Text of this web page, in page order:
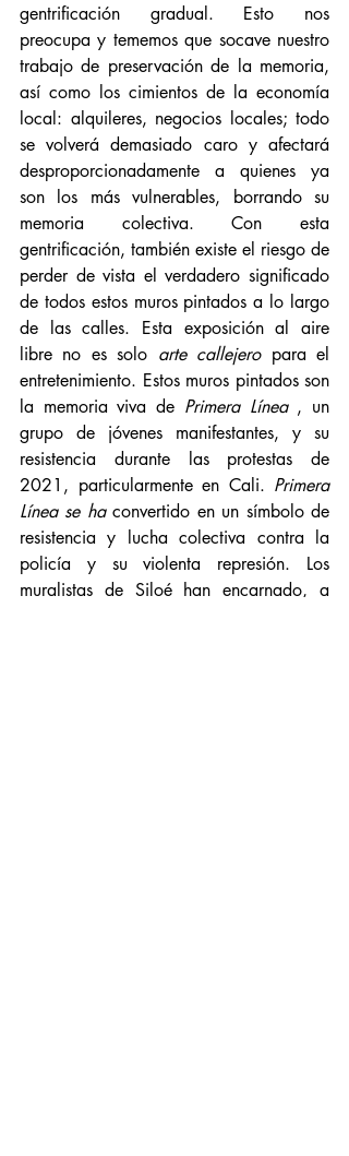
gentrificación gradual. Esto nos
preocupa y tememos que socave nuestro
trabajo de preservación de la memoria,
así como los cimientos de la economía
local: alquileres, negocios locales; todo
se volverá demasiado caro y afectará
desproporcionadamente a quienes ya
son los más vulnerables, borrando su
memoria colectiva. Con esta
gentrificación, también existe el riesgo de
perder de vista el verdadero significado
de todos estos muros pintados a lo largo
de las calles. Esta exposición al aire
libre no es solo arte callejero para el
entretenimiento. Estos muros pintados son
la memoria viva de Primera Línea , un
grupo de jóvenes manifestantes, y su
resistencia durante las protestas de
2021, particularmente en Cali. Primera
Línea se ha convertido en un símbolo de
resistencia y lucha colectiva contra la
policía y su violenta represión. Los
muralistas de Siloé han encarnado, a